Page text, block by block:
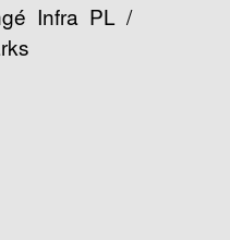
Infra PL /